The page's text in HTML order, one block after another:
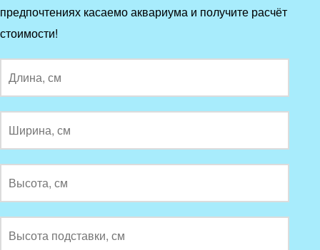
предпочтениях касаемо аквариума и получите расчёт
стоимости!